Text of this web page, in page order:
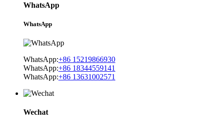
WhatsApp
WhatsApp
WhatsApp:+86 15219866930
WhatsApp:+86 18344559141
WhatsApp:+86 13631002571
Wechat